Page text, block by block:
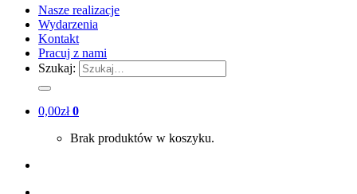
Nasze realizacje
Wydarzenia
Kontakt
Pracuj z nami
Szukaj:
0,00zł 0
Brak produktów w koszyku.